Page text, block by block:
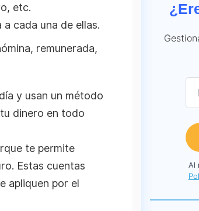
etc.
cada una de ellas.
remunerada,
y usan un método
dinero en todo
te permite
Estas cuentas
apliquen por el
Al